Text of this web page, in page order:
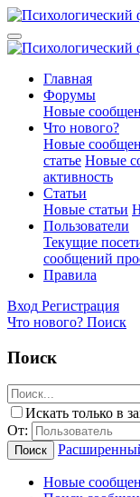
Главная
Форумы
Новые
Что нового?
Новые
статье Новые
активность
Статьи
Новые статьи
Пользователи
Текущие
сообщений
Правила
Вход Регистрация
Что нового? Поиск
Поиск
Искать только в
От:
Поиск
Новые